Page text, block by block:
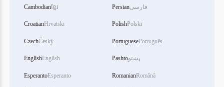
Cambodianខ្មែរ
CroatianHrvatski
CzechČeský
EnglishEnglish
EsperantoEsperanto
Persianفارسی
PolishPolski
PortuguesePortuguês
Pashtoپښتو
RomanianRomână